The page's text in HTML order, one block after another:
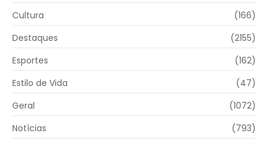
Cultura
(166)
Destaques
(2155)
Esportes
(162)
Estilo de Vida
(47)
Geral
(1072)
Notícias
(793)